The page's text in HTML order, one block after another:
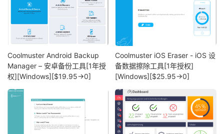
Coolmuster Android Backup
Manager – 安卓备份工具[1年授
权][Windows][$19.95→0]
Coolmuster iOS Eraser - iOS 设
备数据擦除工具[1年授权]
[Windows][$25.95→0]